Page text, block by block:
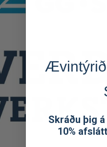
Ævintýrið
Skráðu þig
10%